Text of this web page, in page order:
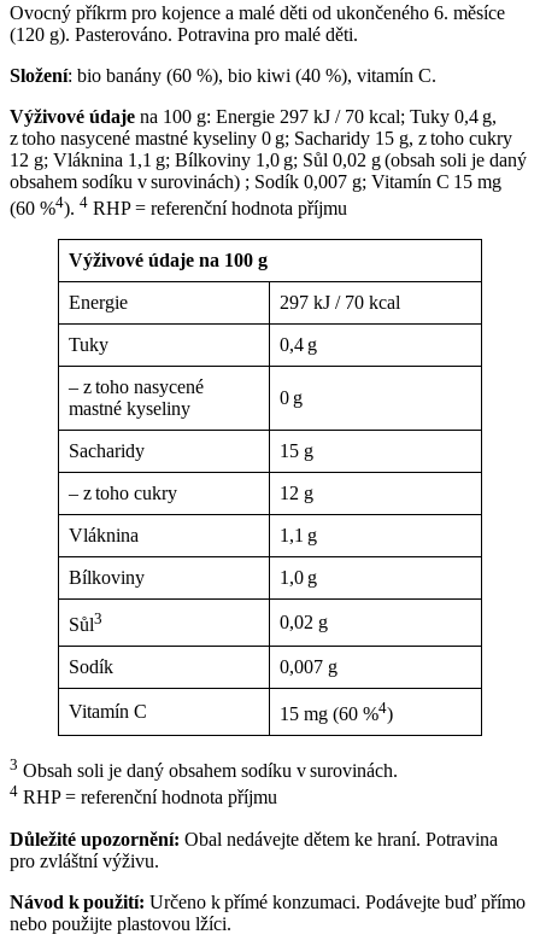
Ovocný příkrm pro kojence a malé děti od ukončeného 6. měsíce
(120 g). Pasterováno. Potravina pro malé děti.
Složení: bio banány (60 %), bio kiwi (40 %), vitamín C.
Výživové údaje na 100 g: Energie 297 kJ / 70 kcal; Tuky 0,4 g,
z toho nasycené mastné kyseliny 0 g; Sacharidy 15 g, z toho cukry
12 g; Vláknina 1,1 g; Bílkoviny 1,0 g; Sůl 0,02 g (obsah soli je daný
obsahem sodíku v surovinách) ; Sodík 0,007 g; Vitamín C 15 mg
(60 %4). 4 RHP = referenční hodnota příjmu
Výživové údaje na 100 g
Energie 297 kJ / 70 kcal
Tuky 0,4 g
– z toho nasycené
mastné kyseliny
0 g
Sacharidy 15 g
– z toho cukry 12 g
Vláknina 1,1 g
Bílkoviny 1,0 g
Sůl3 0,02 g
Sodík 0,007 g
Vitamín C 15 mg (60 %4)
3 Obsah soli je daný obsahem sodíku v surovinách.
4 RHP = referenční hodnota příjmu
Důležité upozornění: Obal nedávejte dětem ke hraní. Potravina
pro zvláštní výživu.
Návod k použití: Určeno k přímé konzumaci. Podávejte buď přímo
nebo použijte plastovou lžíci.